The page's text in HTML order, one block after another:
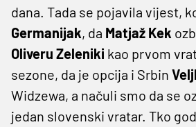
dana. Tada se pojavila vijest,
Germanijak, da Matjaž Kek
Oliveru Zeleniki kao prvom
sezone, da je opcija i Srbin
Widzewa, a načuli smo da se
jedan slovenski vratar. Tko